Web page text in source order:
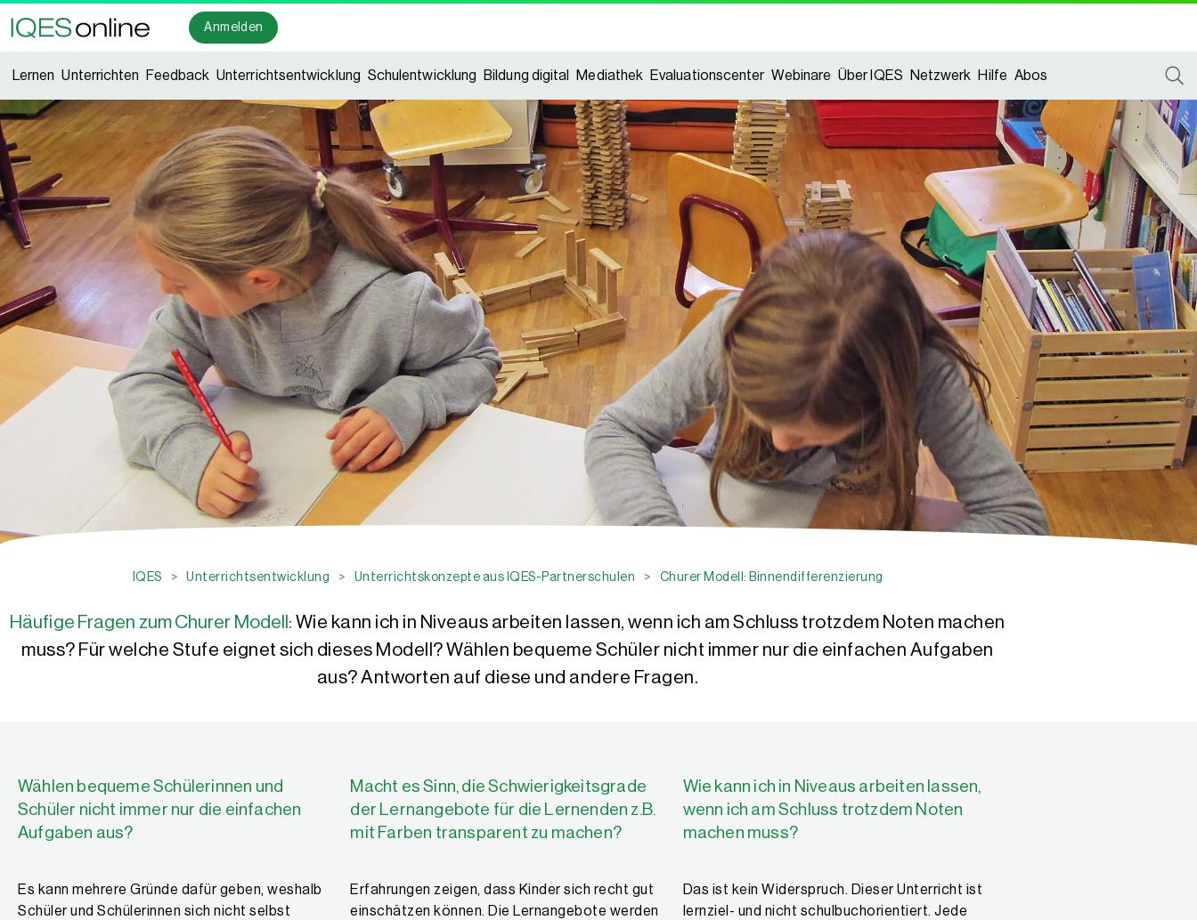
Anmelden
Lernen Unterrichten Feedback Unterrichtsentwicklung Schulentwicklung Bildung digital Mediathek Evaluationscenter Webinare Über IQES Netzwerk Hilfe Abos
IQES > Unterrichtsentwicklung > Unterrichtskonzepte aus IQES-Partnerschulen > Churer Modell: Binnendifferenzierung
Häufige Fragen zum Churer Modell: Wie kann ich in Niveaus arbeiten lassen, wenn ich am Schluss trotzdem Noten machen
muss? Für welche Stufe eignet sich dieses Modell? Wählen bequeme Schüler nicht immer nur die einfachen Aufgaben
aus? Antworten auf diese und andere Fragen.
Wählen bequeme Schülerinnen und
Schüler nicht immer nur die einfachen
Aufgaben aus?
Es kann mehrere Gründe dafür geben, weshalb
Schüler und Schülerinnen sich nicht selbst
Macht es Sinn, die Schwierigkeitsgrade
der Lernangebote für die Lernenden z.B.
mit Farben transparent zu machen?
Erfahrungen zeigen, dass Kinder sich recht gut
einschätzen können. Die Lernangebote werden
Wie kann ich in Niveaus arbeiten lassen,
wenn ich am Schluss trotzdem Noten
machen muss?
Das ist kein Widerspruch. Dieser Unterricht ist
lernziel- und nicht schulbuchorientiert. Jede